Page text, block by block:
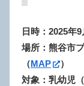
日時：2025年
場所：熊谷市
（MAP
）
対象：乳幼児